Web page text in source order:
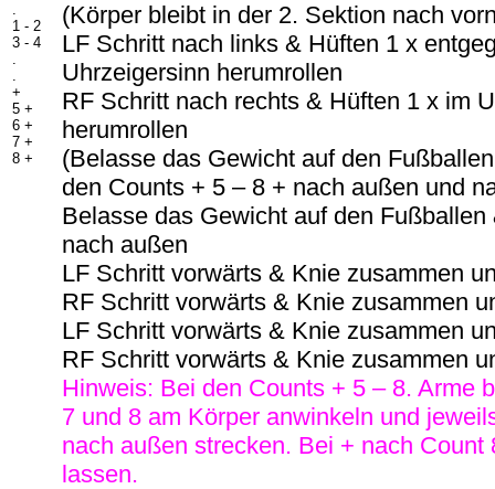
.
1 - 2
3 - 4
.
.
+
5 +
6 +
7 +
8 +
(Körper bleibt in der 2. Sektion nach
LF Schritt nach links & Hüften 1 x
Uhrzeigersinn herumrollen
RF Schritt nach rechts & Hüften 1 x im
herumrollen
(Belasse das Gewicht auf den
den Counts + 5 – 8 + nach außen und
Belasse das Gewicht auf den
nach außen
LF Schritt vorwärts & Knie zusammen
RF Schritt vorwärts & Knie zusammen
LF Schritt vorwärts & Knie zusammen
RF Schritt vorwärts & Knie zusammen
Hinweis: Bei den Counts + 5 – 8. Arme
7 und 8 am Körper anwinkeln und
nach außen strecken. Bei + nach Count
lassen.